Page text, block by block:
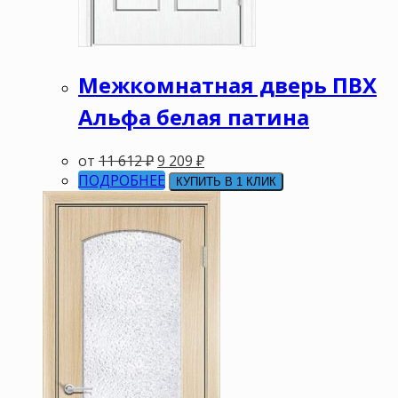
Межкомнатная дверь ПВХ
Альфа белая патина
от 11 612₽9 209 ₽
ПОДРОБНЕЕ
КУПИТЬ В 1 КЛИК